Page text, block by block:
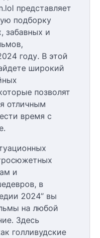
представляет
подборку
забавных и
году. В этой
широкий
позволят
отличным
время с
и
в
2024” вы
на любой
Здесь
голливудские